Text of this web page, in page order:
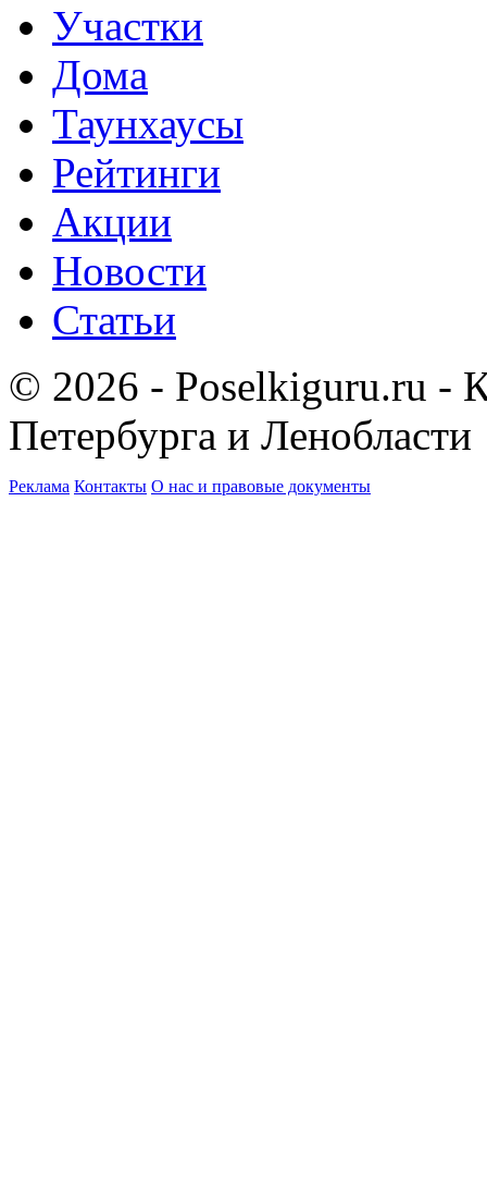
Участки
Дома
Таунхаусы
Рейтинги
Акции
Новости
Статьи
© 2026 - Poselkiguru.ru -
Петербурга и Ленобласти
Реклама Контакты О нас и правовые документы